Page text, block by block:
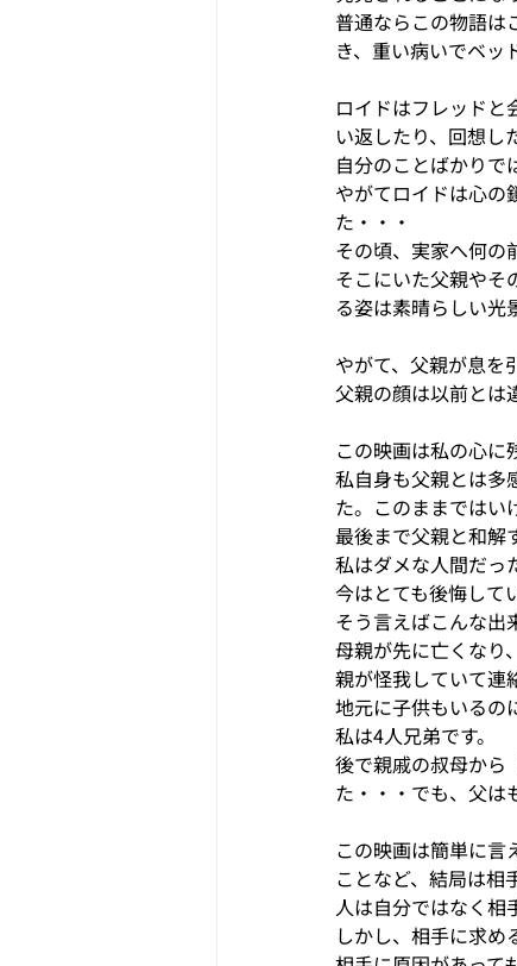
普通ならこの物語は
き、重い病いでベッ
ロイドはフレッドと
い返したり、回想し
自分のことばかりで
やがてロイドは心の
た・・・
その頃、実家へ何の
そこにいた父親やそ
る姿は素晴らしい光
やがて、父親が息を
父親の顔は以前とは
この映画は私の心に
私自身も父親とは多
た。このままではい
最後まで父親と和解
私はダメな人間だっ
今はとても後悔して
そう言えばこんな出
母親が先に亡くなり
親が怪我していて連
地元に子供もいるの
私は4人兄弟です。
後で親戚の叔母から
た・・・でも、父は
この映画は簡単に言
ことなど、結局は相
人は自分ではなく相
しかし、相手に求め